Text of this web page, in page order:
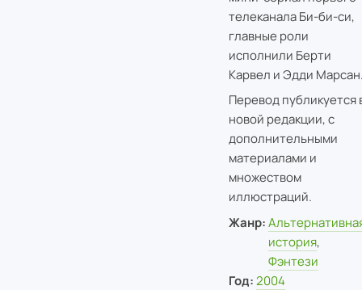
телеканала Би-би-си,
главные роли
исполнили Берти
Карвел и Эдди
Перевод публикуется
новой редакции, с
дополнительными
материалами и
множеством
иллюстраций.
Жанр:
история,
Фэнтези
Год: 2004